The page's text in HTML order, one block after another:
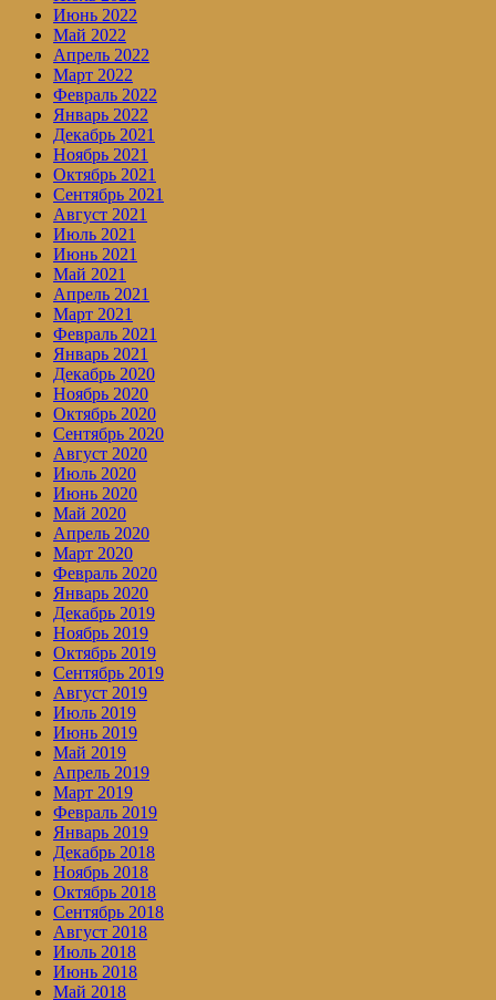
Июнь 2022
Май 2022
Апрель 2022
Март 2022
Февраль 2022
Январь 2022
Декабрь 2021
Ноябрь 2021
Октябрь 2021
Сентябрь 2021
Август 2021
Июль 2021
Июнь 2021
Май 2021
Апрель 2021
Март 2021
Февраль 2021
Январь 2021
Декабрь 2020
Ноябрь 2020
Октябрь 2020
Сентябрь 2020
Август 2020
Июль 2020
Июнь 2020
Май 2020
Апрель 2020
Март 2020
Февраль 2020
Январь 2020
Декабрь 2019
Ноябрь 2019
Октябрь 2019
Сентябрь 2019
Август 2019
Июль 2019
Июнь 2019
Май 2019
Апрель 2019
Март 2019
Февраль 2019
Январь 2019
Декабрь 2018
Ноябрь 2018
Октябрь 2018
Сентябрь 2018
Август 2018
Июль 2018
Июнь 2018
Май 2018